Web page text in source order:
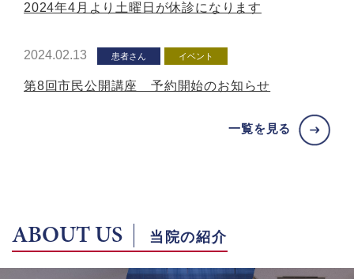
2024年4月より土曜日が休診になります
2024.02.13 患者さん イベント
第8回市民公開講座 予約開始のお知らせ
一覧を見る
ABOUT US 当院の紹介